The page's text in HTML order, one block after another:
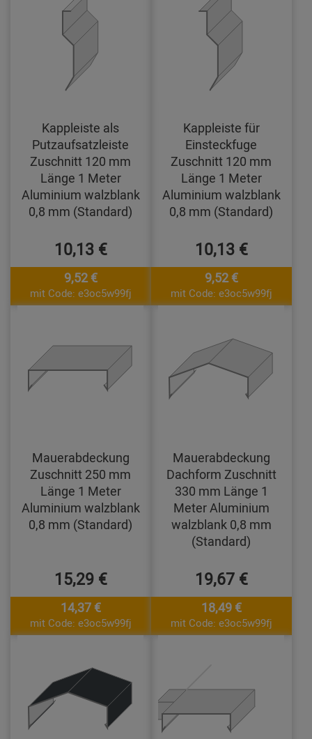
Kappleiste als
Putzaufsatzleiste
Zuschnitt 120 mm
Länge 1 Meter
Aluminium walzblank
0,8 mm (Standard)
10,13 €
9,52 €
mit Code: e3oc5w99fj
Kappleiste für
Einsteckfuge
Zuschnitt 120 mm
Länge 1 Meter
Aluminium walzblank
0,8 mm (Standard)
10,13 €
9,52 €
mit Code: e3oc5w99fj
Mauerabdeckung
Zuschnitt 250 mm
Länge 1 Meter
Aluminium walzblank
0,8 mm (Standard)
15,29 €
14,37 €
mit Code: e3oc5w99fj
Mauerabdeckung
Dachform Zuschnitt
330 mm Länge 1
Meter Aluminium
walzblank 0,8 mm
(Standard)
19,67 €
18,49 €
mit Code: e3oc5w99fj